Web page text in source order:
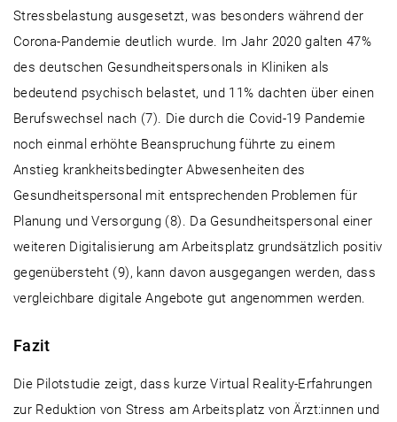
Stressbelastung ausgesetzt, was besonders während der
Corona-Pandemie deutlich wurde. Im Jahr 2020 galten 47%
des deutschen Gesundheitspersonals in Kliniken als
bedeutend psychisch belastet, und 11% dachten über einen
Berufswechsel nach (7). Die durch die Covid-19 Pandemie
noch einmal erhöhte Beanspruchung führte zu einem
Anstieg krankheitsbedingter Abwesenheiten des
Gesundheitspersonal mit entsprechenden Problemen für
Planung und Versorgung (8). Da Gesundheitspersonal einer
weiteren Digitalisierung am Arbeitsplatz grundsätzlich positiv
gegenübersteht (9), kann davon ausgegangen werden, dass
vergleichbare digitale Angebote gut angenommen werden.
Fazit
Die Pilotstudie zeigt, dass kurze Virtual Reality-Erfahrungen
zur Reduktion von Stress am Arbeitsplatz von Ärzt:innen und